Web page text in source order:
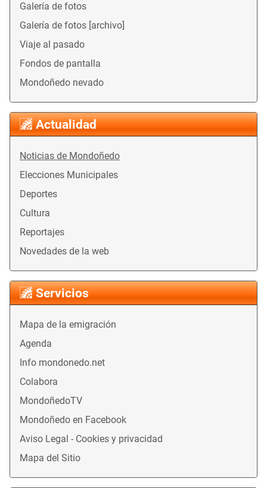
Galería de fotos
Galería de fotos [archivo]
Viaje al pasado
Fondos de pantalla
Mondoñedo nevado
Actualidad
Noticias de Mondoñedo
Elecciones Municipales
Deportes
Cultura
Reportajes
Novedades de la web
Servicios
Mapa de la emigración
Agenda
Info mondonedo.net
Colabora
MondoñedoTV
Mondoñedo en Facebook
Aviso Legal - Cookies y privacidad
Mapa del Sitio